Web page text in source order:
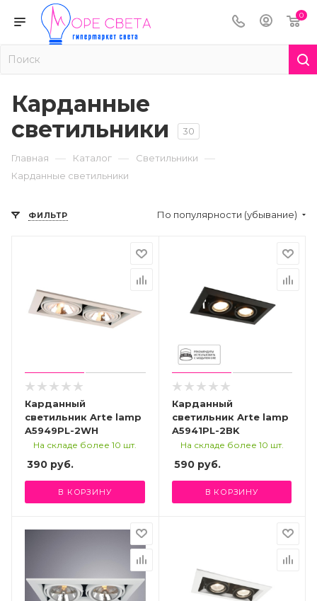
0
Карданные
светильники
30
Главная — Каталог — Светильники —
Карданные светильники
ФИЛЬТР По популярности (убывание)
Карданный
светильник Arte lamp
A5949PL-2WH
На складе более 10 шт.
390 руб.
В КОРЗИНУ
Карданный
светильник Arte lamp
A5941PL-2BK
На складе более 10 шт.
590руб.
В КОРЗИНУ